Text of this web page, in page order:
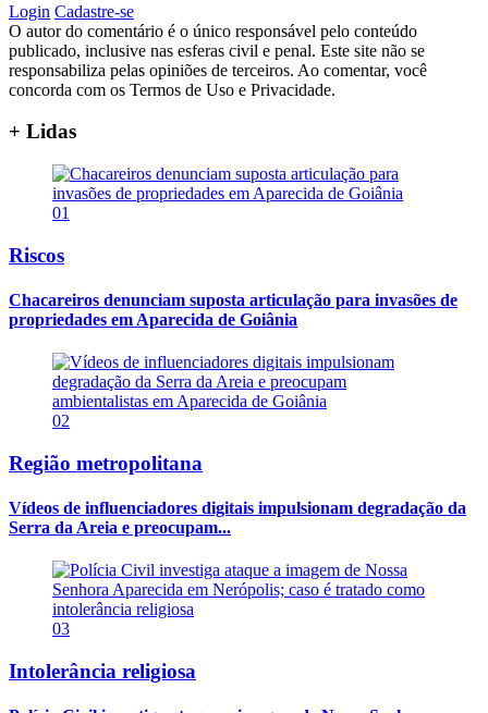
Login Cadastre-se
O autor do comentário é o único responsável pelo conteúdo
publicado, inclusive nas esferas civil e penal. Este site não se
responsabiliza pelas opiniões de terceiros. Ao comentar, você
concorda com os Termos de Uso e Privacidade.
+ Lidas
01
Riscos
Chacareiros denunciam suposta articulação para invasões de
propriedades em Aparecida de Goiânia
02
Região metropolitana
Vídeos de influenciadores digitais impulsionam degradação da
Serra da Areia e preocupam...
03
Intolerância religiosa